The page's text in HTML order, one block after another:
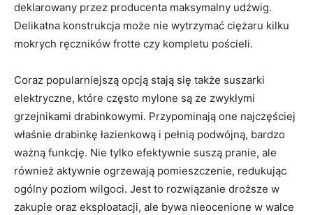
deklarowany przez producenta maksymalny udźwig.
Delikatna konstrukcja może nie wytrzymać ciężaru kilku
mokrych ręczników frotte czy kompletu pościeli.
Coraz popularniejszą opcją stają się także suszarki
elektryczne, które często mylone są ze zwykłymi
grzejnikami drabinkowymi. Przypominają one najczęściej
właśnie drabinkę łazienkową i pełnią podwójną, bardzo
ważną funkcję. Nie tylko efektywnie suszą pranie, ale
również aktywnie ogrzewają pomieszczenie, redukując
ogólny poziom wilgoci. Jest to rozwiązanie droższe w
zakupie oraz eksploatacji, ale bywa nieocenione w walce